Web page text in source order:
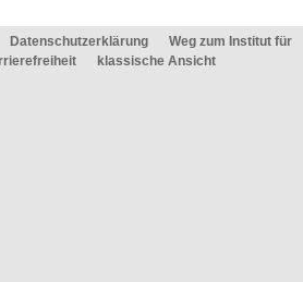
Datenschutzerklärung
Weg zum Institut für
klassische Ansicht